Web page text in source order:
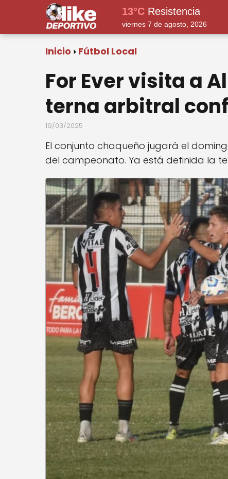
13°CResistencia
viernes 7 de agosto, 2026
Inicio Fútbol Local
For Ever visita a
terna arbitral
19/03/2025
El conjunto chaqueño jugará el
del campeonato. Ya está definida la